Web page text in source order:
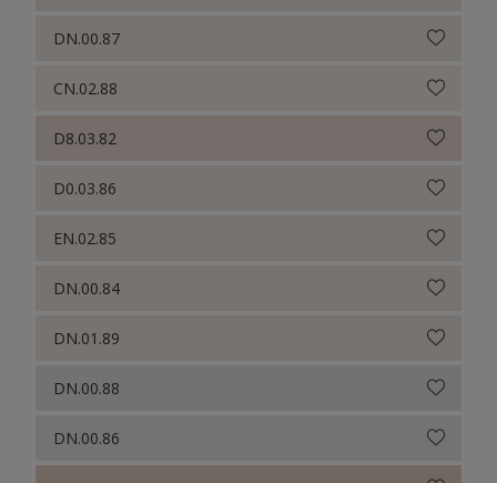
DN.00.87
CN.02.88
D8.03.82
D0.03.86
EN.02.85
DN.00.84
DN.01.89
DN.00.88
DN.00.86